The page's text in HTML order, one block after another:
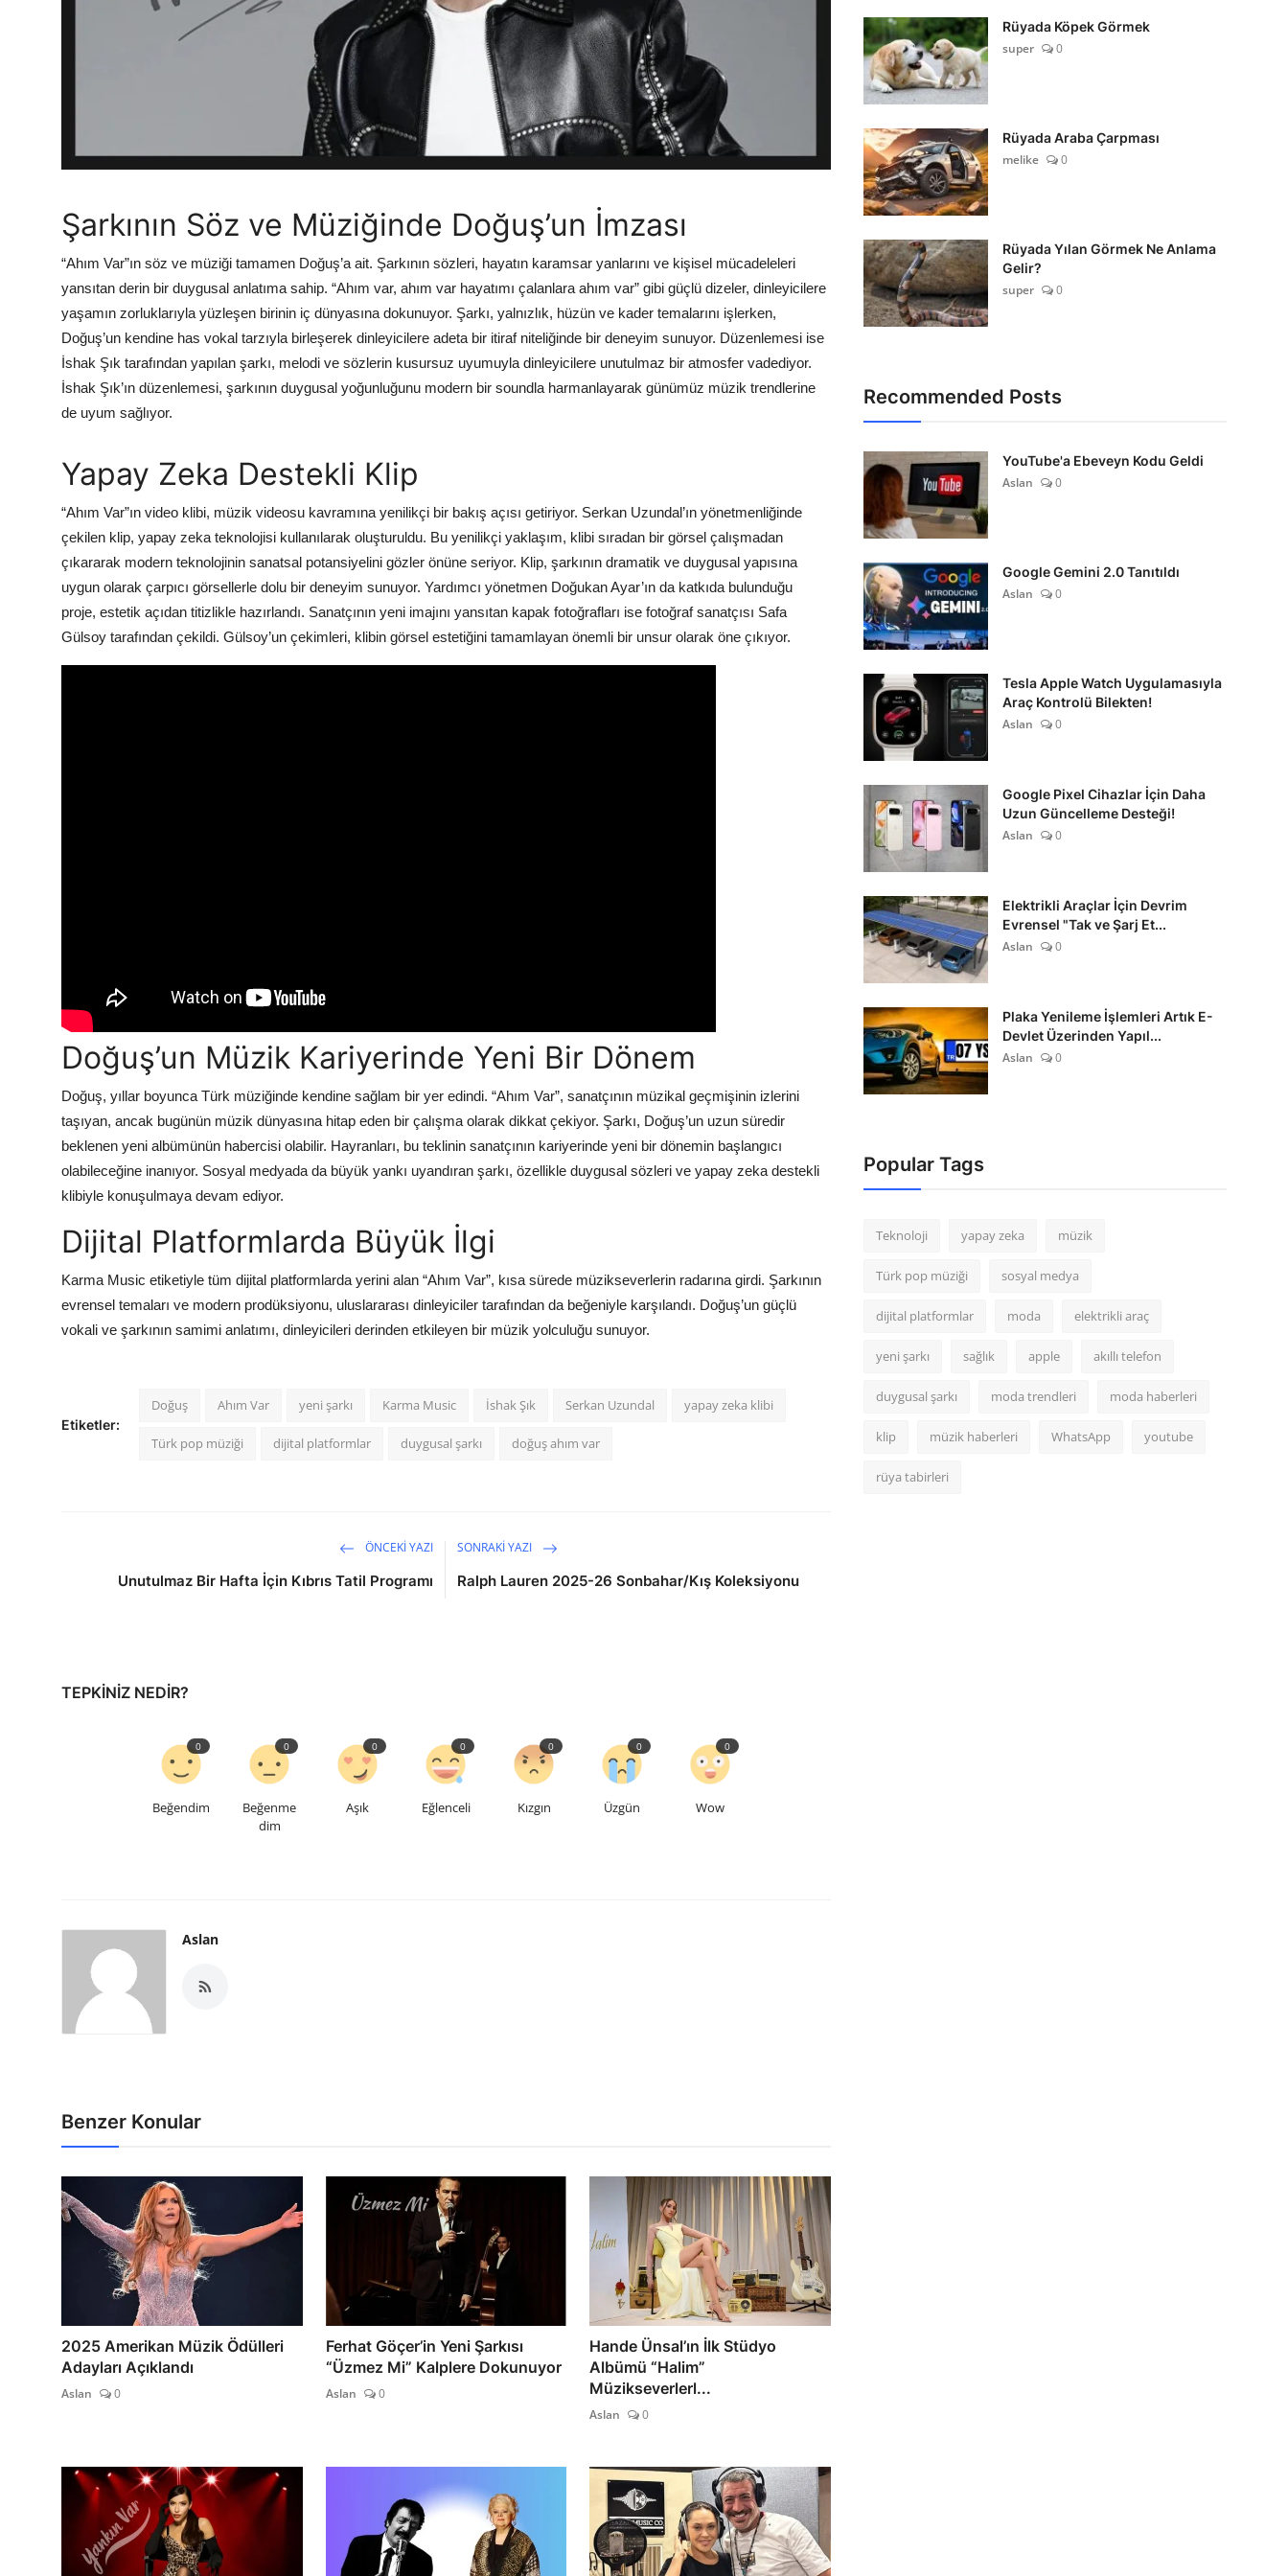
Şarkının Söz ve Müziğinde Doğuş’un İmzası
“Ahım Var”ın söz ve müziği tamamen Doğuş’a ait. Şarkının sözleri, hayatın karamsar yanlarını ve kişisel mücadeleleri
yansıtan derin bir duygusal anlatıma sahip. “Ahım var, ahım var hayatımı çalanlara ahım var” gibi güçlü dizeler, dinleyicilere
yaşamın zorluklarıyla yüzleşen birinin iç dünyasına dokunuyor. Şarkı, yalnızlık, hüzün ve kader temalarını işlerken,
Doğuş’un kendine has vokal tarzıyla birleşerek dinleyicilere adeta bir itiraf niteliğinde bir deneyim sunuyor. Düzenlemesi ise
İshak Şık tarafından yapılan şarkı, melodi ve sözlerin kusursuz uyumuyla dinleyicilere unutulmaz bir atmosfer vadediyor.
İshak Şık’ın düzenlemesi, şarkının duygusal yoğunluğunu modern bir soundla harmanlayarak günümüz müzik trendlerine
de uyum sağlıyor.
Yapay Zeka Destekli Klip
“Ahım Var”ın video klibi, müzik videosu kavramına yenilikçi bir bakış açısı getiriyor. Serkan Uzundal’ın yönetmenliğinde
çekilen klip, yapay zeka teknolojisi kullanılarak oluşturuldu. Bu yenilikçi yaklaşım, klibi sıradan bir görsel çalışmadan
çıkararak modern teknolojinin sanatsal potansiyelini gözler önüne seriyor. Klip, şarkının dramatik ve duygusal yapısına
uygun olarak çarpıcı görsellerle dolu bir deneyim sunuyor. Yardımcı yönetmen Doğukan Ayar’ın da katkıda bulunduğu
proje, estetik açıdan titizlikle hazırlandı. Sanatçının yeni imajını yansıtan kapak fotoğrafları ise fotoğraf sanatçısı Safa
Gülsoy tarafından çekildi. Gülsoy’un çekimleri, klibin görsel estetiğini tamamlayan önemli bir unsur olarak öne çıkıyor.
Doğuş’un Müzik Kariyerinde Yeni Bir Dönem
Doğuş, yıllar boyunca Türk müziğinde kendine sağlam bir yer edindi. “Ahım Var”, sanatçının müzikal geçmişinin izlerini
taşıyan, ancak bugünün müzik dünyasına hitap eden bir çalışma olarak dikkat çekiyor. Şarkı, Doğuş’un uzun süredir
beklenen yeni albümünün habercisi olabilir. Hayranları, bu teklinin sanatçının kariyerinde yeni bir dönemin başlangıcı
olabileceğine inanıyor. Sosyal medyada da büyük yankı uyandıran şarkı, özellikle duygusal sözleri ve yapay zeka destekli
klibiyle konuşulmaya devam ediyor.
Dijital Platformlarda Büyük İlgi
Karma Music etiketiyle tüm dijital platformlarda yerini alan “Ahım Var”, kısa sürede müzikseverlerin radarına girdi. Şarkının
evrensel temaları ve modern prodüksiyonu, uluslararası dinleyiciler tarafından da beğeniyle karşılandı. Doğuş’un güçlü
vokali ve şarkının samimi anlatımı, dinleyicileri derinden etkileyen bir müzik yolculuğu sunuyor.
Etiketler:
Doğuş Ahım Var yeni şarkı Karma Music İshak Şık Serkan Uzundal yapay zeka klibi
Türk pop müziği dijital platformlar duygusal şarkı doğuş ahım var
ÖNCEKI YAZI
Unutulmaz Bir Hafta İçin Kıbrıs Tatil Programı
SONRAKI YAZI
Ralph Lauren 2025-26 Sonbahar/Kış Koleksiyonu
TEPKINIZ NEDIR?
Beğendim
0
Beğenme
dim
0
Aşık
0
Eğlenceli
0
Kızgın
0
Üzgün
0
Wow
0
Aslan
Benzer Konular
2025 Amerikan Müzik Ödülleri
Adayları Açıklandı
Aslan 0
Ferhat Göçer’in Yeni Şarkısı
“Üzmez Mi” Kalplere Dokunuyor
Aslan 0
Hande Ünsal’ın İlk Stüdyo
Albümü “Halim”
Müzikseverlerl...
Aslan 0
Rüyada Köpek Görmek
super
0
Rüyada Araba Çarpması
melike
0
Rüyada Yılan Görmek Ne Anlama
Gelir?
super
0
Recommended Posts
YouTube'a Ebeveyn Kodu Geldi
Aslan
0
Google Gemini 2.0 Tanıtıldı
Aslan
0
Tesla Apple Watch Uygulamasıyla
Araç Kontrolü Bilekten!
Aslan
0
Google Pixel Cihazlar İçin Daha
Uzun Güncelleme Desteği!
Aslan
0
Elektrikli Araçlar İçin Devrim
Evrensel "Tak ve Şarj Et...
Aslan
0
Plaka Yenileme İşlemleri Artık E-
Devlet Üzerinden Yapıl...
Aslan
0
Popular Tags
Teknoloji yapay zeka müzik
Türk pop müziği sosyal medya
dijital platformlar moda elektrikli araç
yeni şarkı sağlık apple akıllı telefon
duygusal şarkı moda trendleri moda haberleri
klip müzik haberleri WhatsApp youtube
rüya tabirleri